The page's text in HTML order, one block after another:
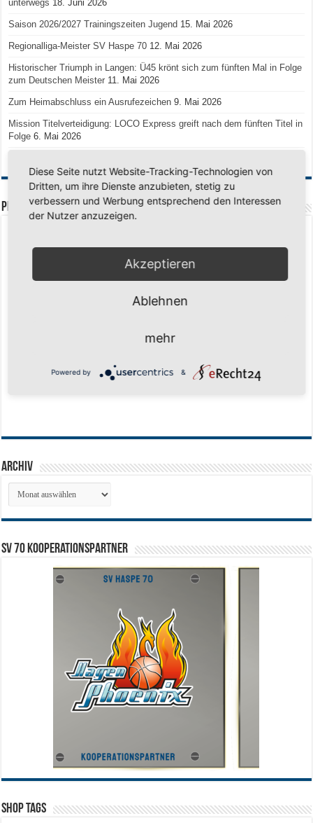
unterwegs 18. Juni 2026
Saison 2026/2027 Trainingszeiten Jugend 15. Mai 2026
Regionalliga-Meister SV Haspe 70 12. Mai 2026
Historischer Triumph in Langen: Ü45 krönt sich zum fünften Mal in Folge
zum Deutschen Meister 11. Mai 2026
Zum Heimabschluss ein Ausrufezeichen 9. Mai 2026
Mission Titelverteidigung: LOCO Express greift nach dem fünften Titel in
Folge 6. Mai 2026
PREMIUMPARTNER
Archiv
Archiv
SV 70 Kooperationspartner
Shop Tags
Diese Seite nutzt Website-Tracking-Technologien von
Dritten, um ihre Dienste anzubieten, stetig zu
verbessern und Werbung entsprechend den Interessen
der Nutzer anzuzeigen.
Akzeptieren
Ablehnen
mehr
Powered by &